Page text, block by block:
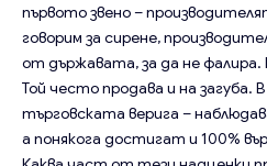
първото звено –
говорим за сирене,
от държавата, за да не фалира.
Той често продава и на загуба.
търговската верига –
а понякога достигат и 100%